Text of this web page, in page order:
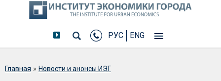
РУС ENG
Вы здесь
Главная » Новости и анонсы ИЭГ